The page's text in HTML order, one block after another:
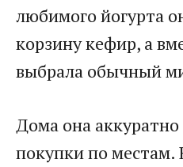
любимого йогурта
корзину кефир, а
выбрала обычный
Дома она
покупки по местам.